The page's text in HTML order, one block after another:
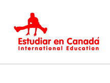
contenido